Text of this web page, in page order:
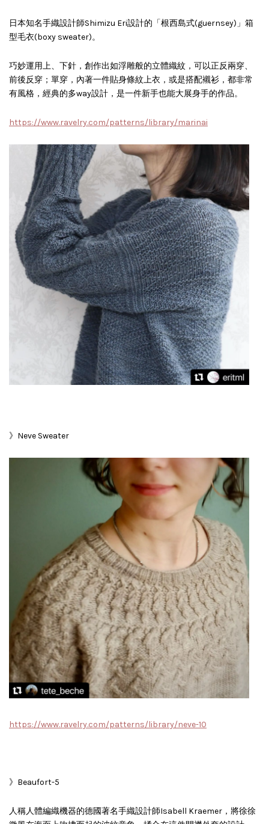
日本知名手織設計師Shimizu Eri設計的 「根西島式(guernsey)」箱
型毛衣(boxy sweater)。
巧妙運用上、下針，創作出如浮雕般的立體織紋， 可以正反兩穿、
前後反穿； 單穿，內著一件貼身條紋上衣，或是搭配襯衫，都非常
有風格，經典的多way設計， 是一件新手也能大展身手的作品。
https://www.ravelry.com/patterns/library/marinai
》Neve Sweater
https://www.ravelry.com/patterns/library/neve-10
》Beaufort-5
人稱人體編織機器的德國著名手織設計師Isabell Kraemer，將徐徐